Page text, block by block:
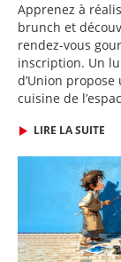
Apprenez à
brunch et
rendez-vous
inscription. Un
d’Union
cuisine de
LIRE LA SUITE